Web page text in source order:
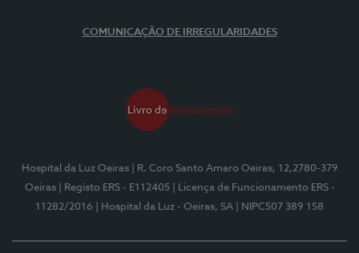
COMUNICAÇÃO DE IRREGULARIDADES
Hospital da Luz Oeiras
| R. Coro Santo Amaro Oeiras, 12,2780-379
Oeiras
| Registo ERS - E112405
| Licença de Funcionamento ERS -
11282/2016
| Hospital da Luz - Oeiras, SA | NIPC507 389 158